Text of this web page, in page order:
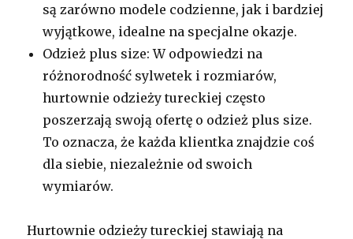
są zarówno modele codzienne, jak i bardziej
wyjątkowe, idealne na specjalne okazje.
Odzież plus size: W odpowiedzi na
różnorodność sylwetek i rozmiarów,
hurtownie odzieży tureckiej często
poszerzają swoją ofertę o odzież plus size.
To oznacza, że każda klientka znajdzie coś
dla siebie, niezależnie od swoich
wymiarów.
Hurtownie odzieży tureckiej stawiają na